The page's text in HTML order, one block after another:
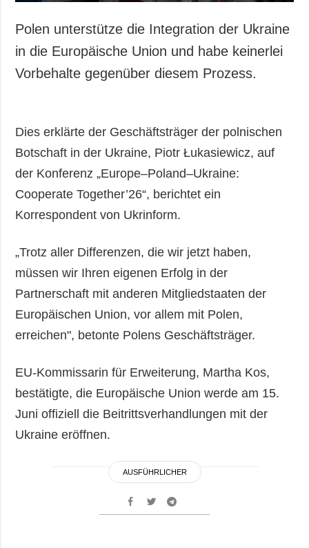
Polen unterstütze die Integration der Ukraine
in die Europäische Union und habe keinerlei
Vorbehalte gegenüber diesem Prozess.
Dies erklärte der Geschäftsträger der polnischen
Botschaft in der Ukraine, Piotr Łukasiewicz, auf
der Konferenz „Europe–Poland–Ukraine:
Cooperate Together’26“, berichtet ein
Korrespondent von Ukrinform.
„Trotz aller Differenzen, die wir jetzt haben,
müssen wir Ihren eigenen Erfolg in der
Partnerschaft mit anderen Mitgliedstaaten der
Europäischen Union, vor allem mit Polen,
erreichen", betonte Polens Geschäftsträger.
EU-Kommissarin für Erweiterung, Martha Kos,
bestätigte, die Europäische Union werde am 15.
Juni offiziell die Beitrittsverhandlungen mit der
Ukraine eröffnen.
AUSFÜHRLICHER